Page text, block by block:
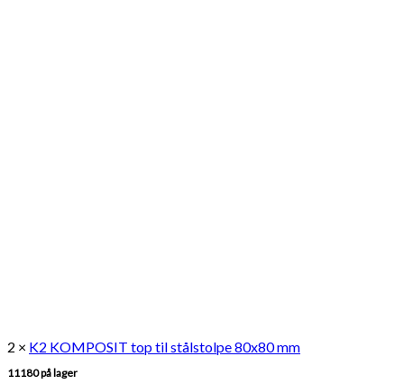
2 × K2 KOMPOSIT top til stålstolpe 80x80 mm
11180 på lager